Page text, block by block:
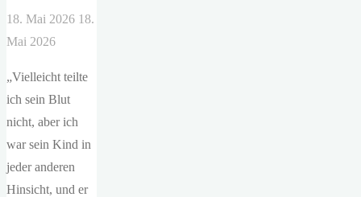
18. Mai 2026 18.
Mai 2026
„Vielleicht teilte
ich sein Blut
nicht, aber ich
war sein Kind in
jeder anderen
Hinsicht, und er